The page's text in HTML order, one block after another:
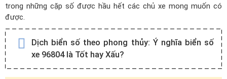
trong những cặp số được hầu hết các chủ xe mong muốn có
được.
Dịch biển số theo phong thủy: Ý nghĩa biển số
xe 96804 là Tốt hay Xấu?